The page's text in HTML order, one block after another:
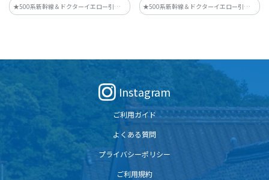
★500系新幹線＆ドクターイエロー引退記
念★JR西日本の駅などで掲出されている
★500系新幹線＆ドクターイエロー引退記
念★JR西日本の駅などで掲出されている
Instagram
ご利用ガイド
よくある質問
プライバシーポリシー
ご利用規約